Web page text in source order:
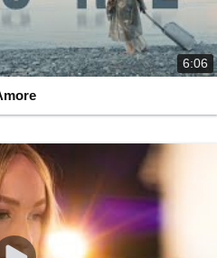
6:06